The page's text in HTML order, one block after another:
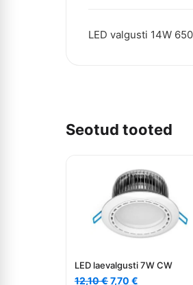
LED valgusti 14W
Seotud tooted
LED laevalgusti 7W CW
12,10€Algne
7,70 €